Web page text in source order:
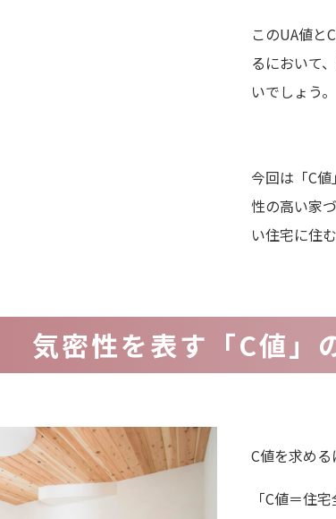
このUA値と
るにおいて
いでしょう。
今回は「C
性の高い家
い住宅に住
気密性を表す「C値」
C値を求める
「C値＝住